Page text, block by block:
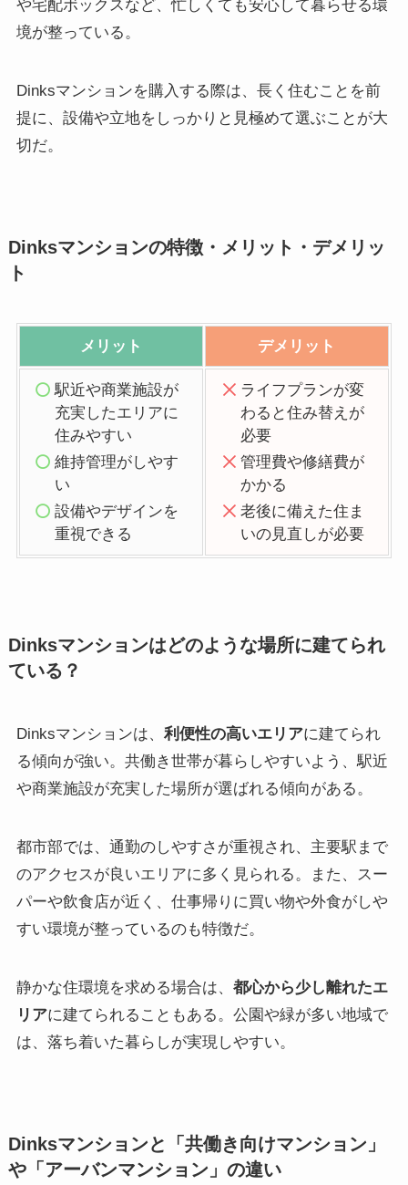
や宅配ボックスなど、忙しくても安心して暮らせる環
境が整っている。
Dinksマンションを購入する際は、長く住むことを前
提に、設備や立地をしっかりと見極めて選ぶことが大
切だ。
Dinksマンションの特徴・メリット・デメリッ
ト
メリット デメリット
駅近や商業施設が
充実したエリアに
住みやすい
維持管理がしやす
い
設備やデザインを
重視できる
ライフプランが変
わると住み替えが
必要
管理費や修繕費が
かかる
老後に備えた住ま
いの見直しが必要
Dinksマンションはどのような場所に建てられ
ている？
Dinksマンションは、 利便性の高いエリアに建てられ
る傾向が強い。共働き世帯が暮らしやすいよう、駅近
や商業施設が充実した場所が選ばれる傾向がある。
都市部では、通勤のしやすさが重視され、主要駅まで
のアクセスが良いエリアに多く見られる。また、スー
パーや飲食店が近く、仕事帰りに買い物や外食がしや
すい環境が整っているのも特徴だ。
静かな住環境を求める場合は、 都心から少し離れたエ
リアに建てられることもある。公園や緑が多い地域で
は、落ち着いた暮らしが実現しやすい。
Dinksマンションと「共働き向けマンション」
や「アーバンマンション」の違い